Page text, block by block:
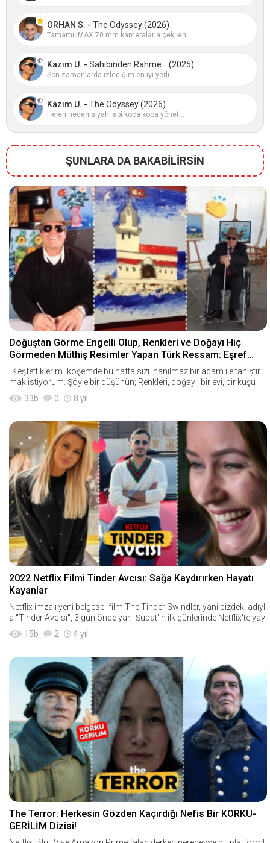
ORHAN S. - The Odyssey (2026)
Tamamı IMAX 70 mm kameralarla çekilen...
Kazım U. - Sahibinden Rahme... (2025)
Son zamanlarda izlediğim en iyi yerli...
Kazım U. - The Odyssey (2026)
Helen neden siyahi abi koca koca yönet...
ŞUNLARA DA BAKABİLİRSİN
Doğuştan Görme Engelli Olup, Renkleri ve Doğayı Hiç
Görmeden Müthiş Resimler Yapan Türk Ressam: Eşref
Armağan
"Keşfettiklerim" köşemde bu hafta sizi inanılmaz bir adam ile tanıştır
mak istiyorum. Şöyle bir düşünün; Renkleri, doğayı, bir evi, bir kuşu
33b 0 8 yıl
2022 Netflix Filmi Tinder Avcısı: Sağa Kaydırırken Hayatı
Kayanlar
Netflix imzalı yeni belgesel-film The Tinder Swindler, yani bizdeki adıyl
a "Tinder Avcısı", 3 gün önce yani Şubat'ın ilk günlerinde Netflix'te yayı
15b 2 4 yıl
The Terror: Herkesin Gözden Kaçırdığı Nefis Bir KORKU-
GERİLİM Dizisi!